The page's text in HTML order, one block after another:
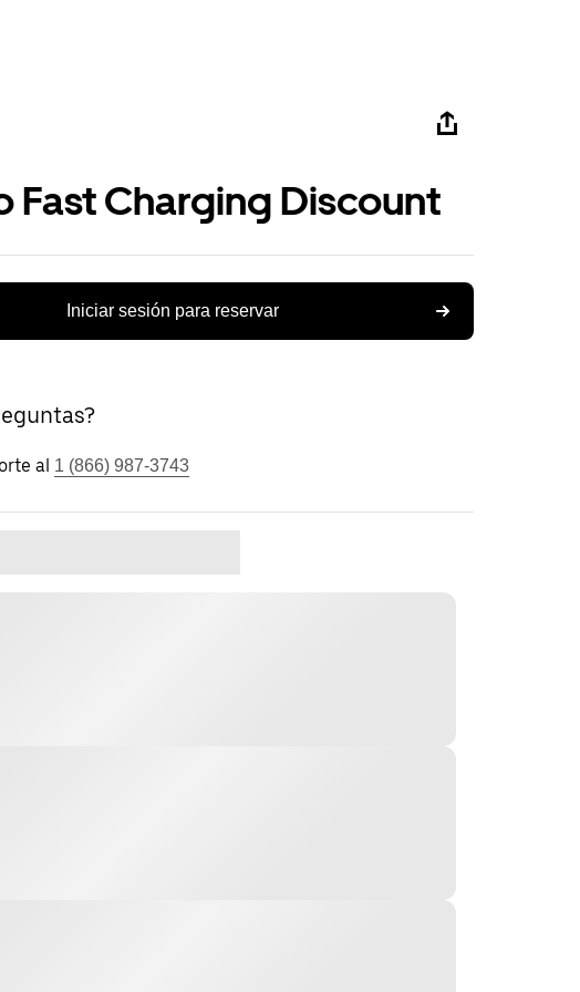
Fast Charging Discount
Iniciar sesión para reservar
al 1 (866) 987-3743